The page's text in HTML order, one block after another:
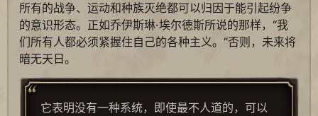
所有的战争、运动和种族灭绝都可以归因于能引起纷争
的意识形态。正如乔伊斯琳·埃尔德斯所说的那样，“我
们所有人都必须紧握住自己的各种主义。”否则，未来将
暗无天日。
它表明没有一种系统，即使最不人道的，可以